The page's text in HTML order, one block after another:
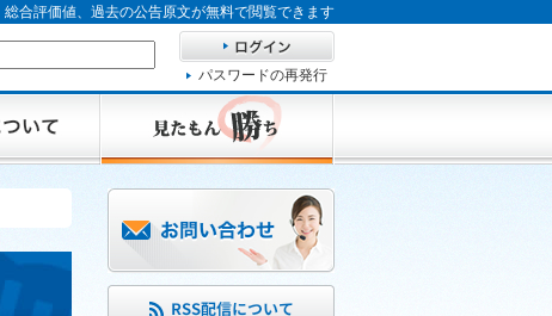
合評価値、過去の公告原文が無料で閲覧できます
パスワードの再発行